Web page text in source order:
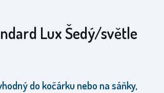
Lux Šedý/světle
do kočárku nebo na sáňky,